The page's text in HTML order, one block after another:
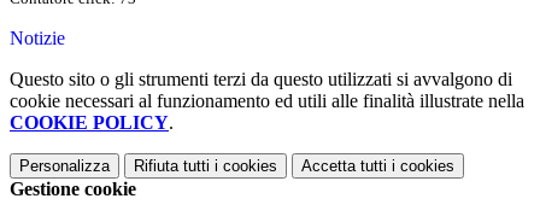
Notizie
Questo sito o gli strumenti terzi da questo utilizzati si avvalgono di
cookie necessari al funzionamento ed utili alle finalità illustrate nella
COOKIE POLICY.
Personalizza Rifiuta tutti i cookies Accetta tutti i cookies
Gestione cookie